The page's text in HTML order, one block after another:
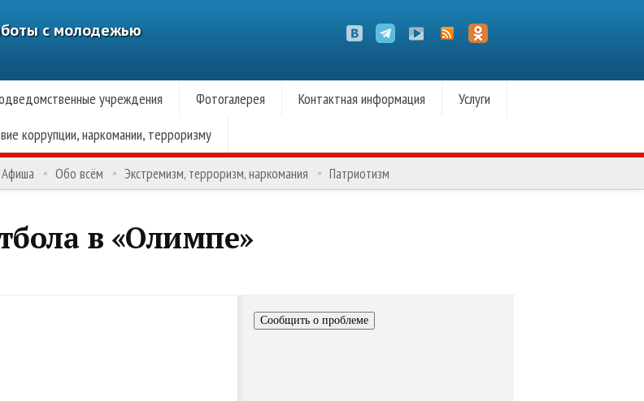
с молодежью
учреждения Фотогалерея Контактная информация
Услуги
коррупции, наркомании, терроризму
Афиша Обо всём Экстремизм, терроризм, наркомания Патриотизм
в «Олимпе»
Сообщить о проблеме